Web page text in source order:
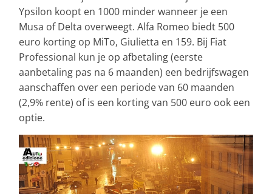
Ypsilon koopt en 1000 minder wanneer je een
Musa of Delta overweegt. Alfa Romeo biedt 500
euro korting op MiTo, Giulietta en 159. Bij Fiat
Professional kun je op afbetaling (eerste
aanbetaling pas na 6 maanden) een bedrijfswagen
aanschaffen over een periode van 60 maanden
(2,9% rente) of is een korting van 500 euro ook een
optie.